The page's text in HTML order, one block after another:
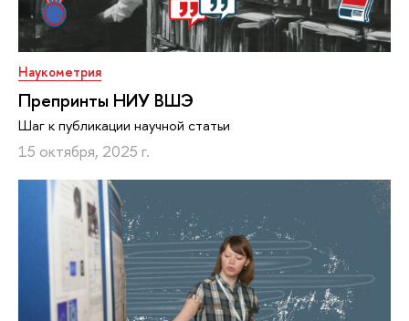
Наукометрия
Препринты НИУ ВШЭ
Шаг к публикации научной статьи
15 октября, 2025 г.